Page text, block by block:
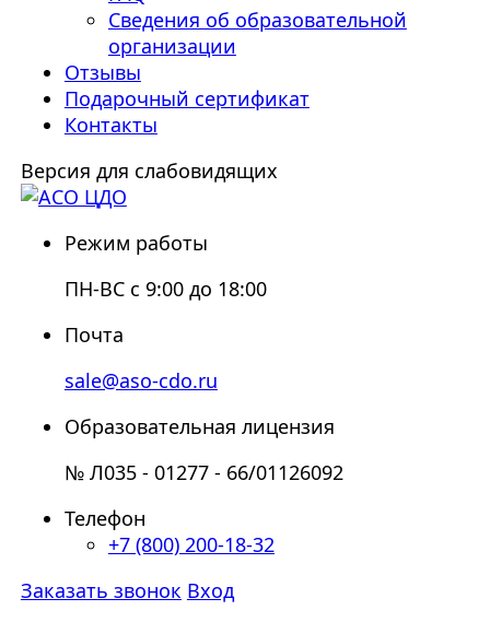
Сведения об образовательной
организации
Отзывы
Подарочный сертификат
Контакты
Версия для слабовидящих
Режим работы
ПН-ВС с 9:00 до 18:00
Почта
sale@aso-cdo.ru
Образовательная лицензия
№ Л035 - 01277 - 66/01126092
Телефон
+7 (800) 200-18-32
Заказать звонок Вход